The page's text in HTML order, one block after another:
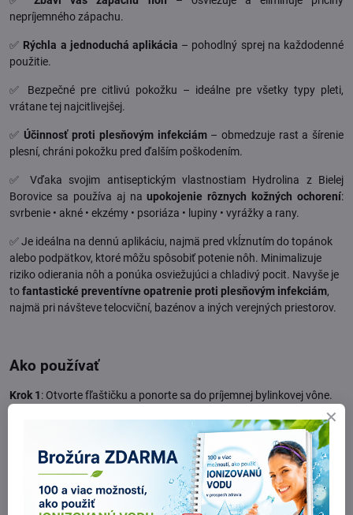
nepríjemného zápachu.
✅ Rýchla a jednoduchá aplikácia – pohodlný sprej na každodenné
použitie.
✅ Bezpečné pre citlivú pokožku – ideálne pre všetky typy pleti,
vrátane tej najcitlivejšej.
✅Účinnosť proti plesňovým infekciám– obmedzuje rast a šírenie
plesní, chráni pokožku pred ďalším poškodením.
✅ Vďaka svojim antiseptickým vlastnostiam Hydrolina z Bielej
Borovice sa používa aj naupokojenie rôznych kožných ochorení:
svrbenie • akné • ekzémy • psoriáza • lupiny • vyrážky a rany.
✅ Je ideálna na dennú aplikáciu, najmä pred vkĺznutím do topánok
alebo podpätkov, ktoré môžu spôsobiť potenie nôh. Minimalizuje
riziko odierania nôh a ponúka osviežujúci a chladivý pocit. Navyše je
tofantastické preventívne opatrenie proti plesňovým infekciám,
najmä pri návšteve telocviční, bazénov a iných verejných priestorov.
Ako používať
Krok 1: Otvorte fľaštičku a ponorte sa do príjemnej bylinkovej vône.
: Dôkladne nastriekajte na chodidlá, medzi prsty, po členky
alebo jednoducho na problematické miesto.
: Počkajte niekoľko minút, kým sa vstrebe. Vhodné na
neobmedzené každodenné použitie. Vhodné aj na osvieženie
nepríjemne zapáchajúcich topánok :)